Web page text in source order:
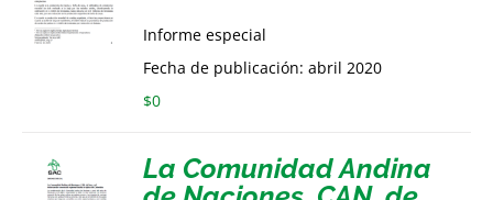
Informe especial
Fecha de publicación: abril 2020
$0
La Comunidad Andina